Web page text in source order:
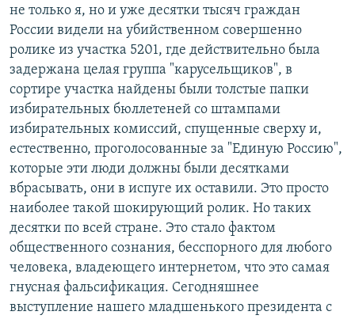
не только я, но и уже десятки тысяч граждан
России видели на убийственном совершенно
ролике из участка 5201, где действительно была
задержана целая группа "карусельщиков", в
сортире участка найдены были толстые папки
избирательных бюллетеней со штампами
избирательных комиссий, спущенные сверху и,
естественно, проголосованные за "Единую Россию",
которые эти люди должны были десятками
вбрасывать, они в испуге их оставили. Это просто
наиболее такой шокирующий ролик. Но таких
десятки по всей стране. Это стало фактом
общественного сознания, бесспорного для любого
человека, владеющего интернетом, что это самая
гнусная фальсификация. Сегодняшнее
выступление нашего младшенького президента с